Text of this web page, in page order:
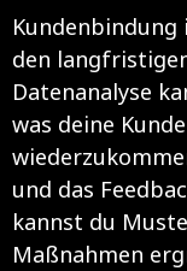
den
Datenanalyse
was deine
und das
kannst du
Maßnahmen